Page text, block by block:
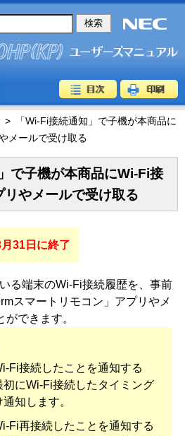
>
「Wi-Fi接続通知」で子機が本商品に
メールで受け取る
で子機が本商品にWi-Fi接
やメールで受け取る
31日に終了
る端末のWi-Fi接続履歴を、事前
スマートリモコン」アプリやメ
できます。
Fi接続したことを通知する
初にWi-Fi接続したタイミング
知します。
Fi再接続したことを通知する